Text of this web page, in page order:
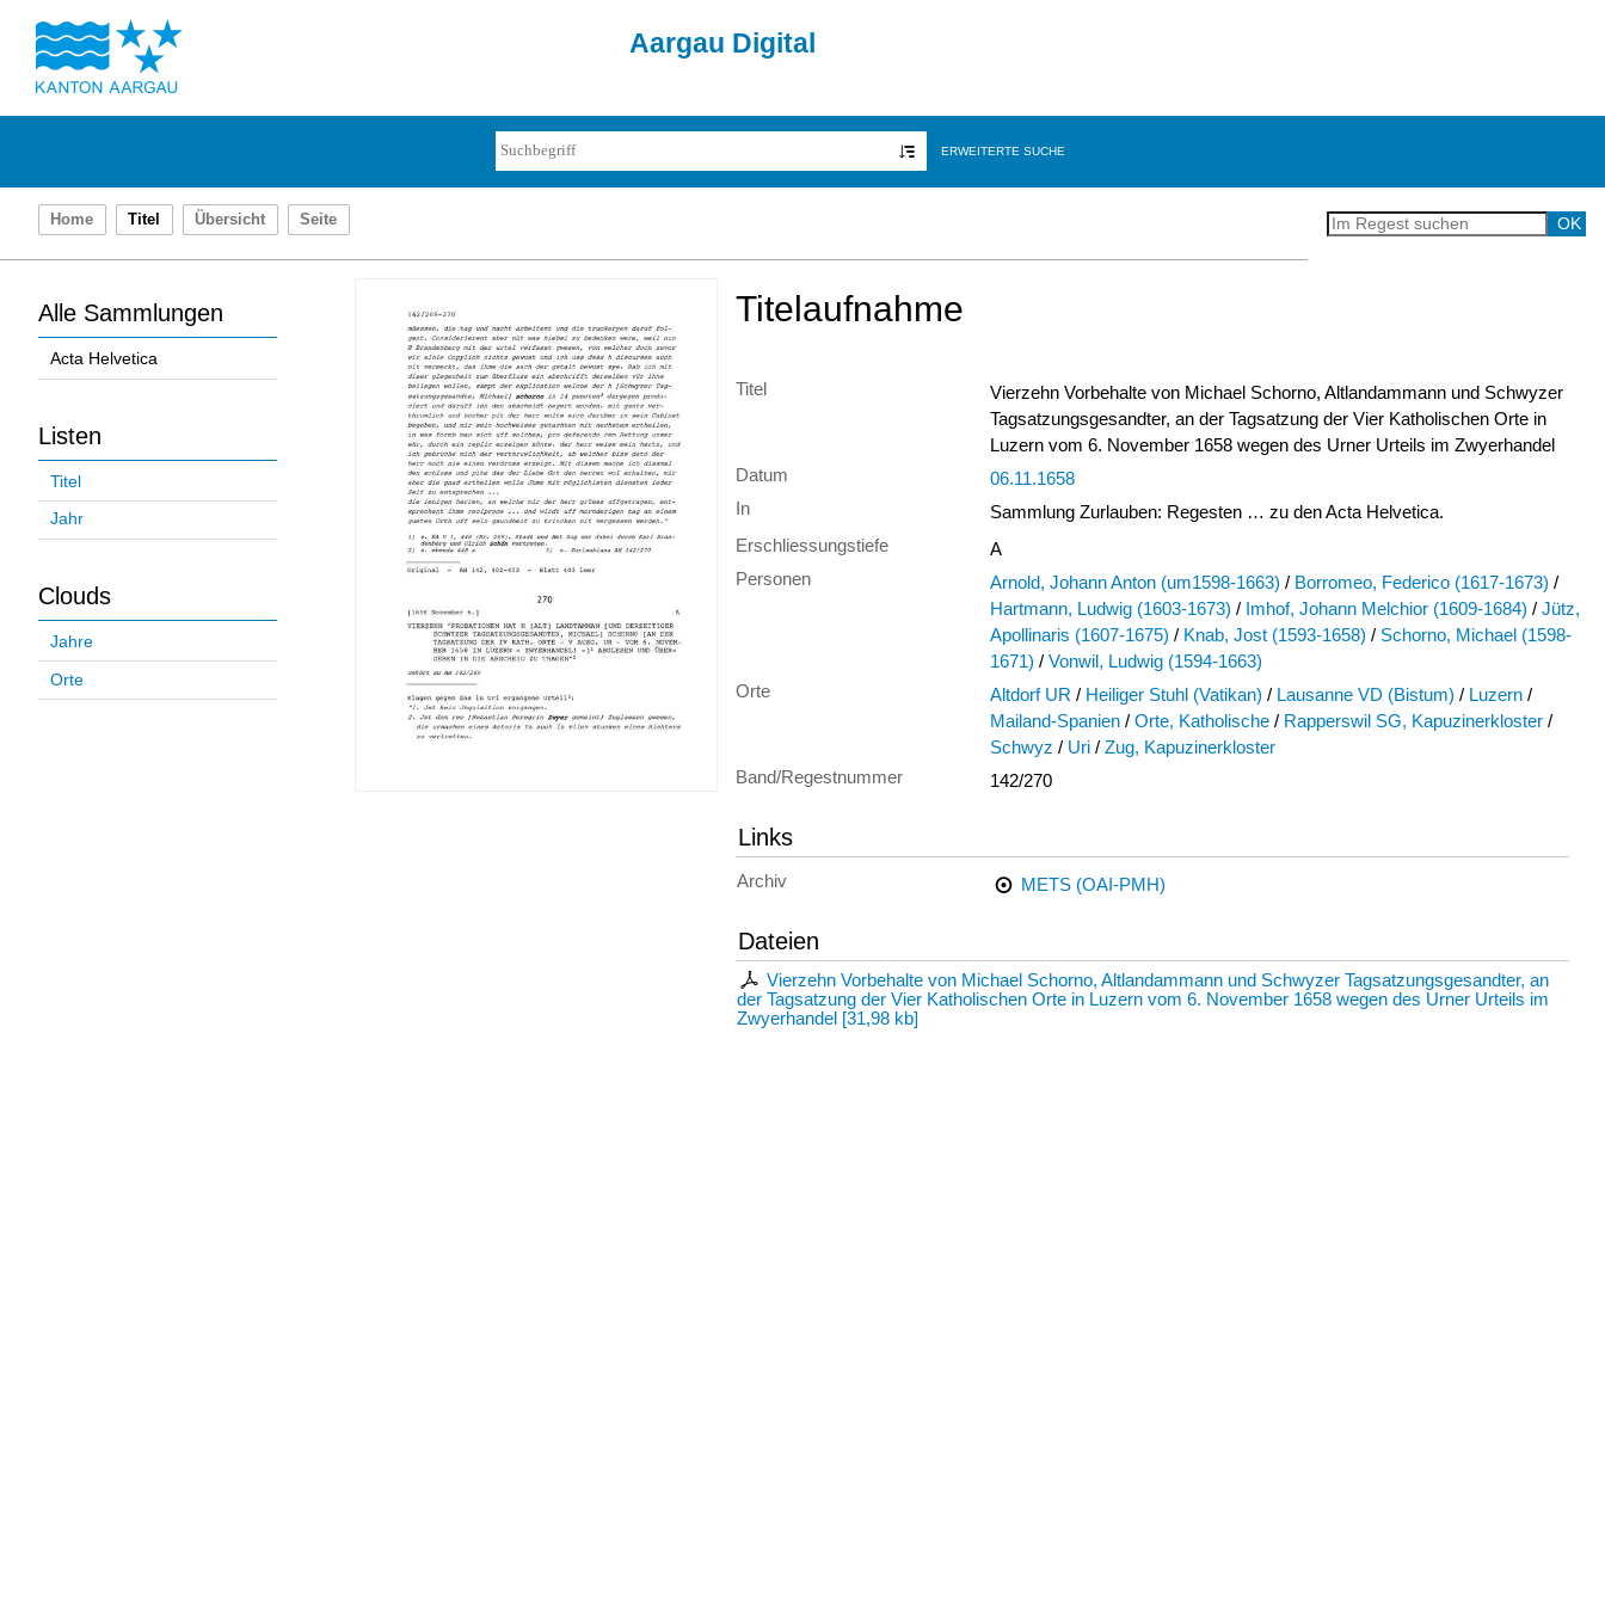
Aargau Digital
ERWEITERTE SUCHE
Home Titel Übersicht Seite
Alle Sammlungen
Acta Helvetica
Listen
Titel
Jahr
Clouds
Jahre
Orte
Titelaufnahme
Titel
Vierzehn Vorbehalte von Michael Schorno, Altlandammann und Schwyzer
Tagsatzungsgesandter, an der Tagsatzung der Vier Katholischen Orte in
Luzern vom 6. November 1658 wegen des Urner Urteils im Zwyerhandel
Datum
06.11.1658
In
Sammlung Zurlauben: Regesten … zu den Acta Helvetica.
Erschliessungstiefe
A
Personen
Arnold, Johann Anton (um1598-1663) / Borromeo, Federico (1617-1673) /
Hartmann, Ludwig (1603-1673) / Imhof, Johann Melchior (1609-1684) / Jütz,
Apollinaris (1607-1675) / Knab, Jost (1593-1658) / Schorno, Michael (1598-
1671) / Vonwil, Ludwig (1594-1663)
Orte
Altdorf UR / Heiliger Stuhl (Vatikan) / Lausanne VD (Bistum) / Luzern /
Mailand-Spanien / Orte, Katholische / Rapperswil SG, Kapuzinerkloster /
Schwyz / Uri / Zug, Kapuzinerkloster
Band/Regestnummer
142/270
Links
Archiv METS (OAI-PMH)
Dateien
Vierzehn Vorbehalte von Michael Schorno, Altlandammann und Schwyzer Tagsatzungsgesandter, an
der Tagsatzung der Vier Katholischen Orte in Luzern vom 6. November 1658 wegen des Urner Urteils im
Zwyerhandel [31,98 kb]